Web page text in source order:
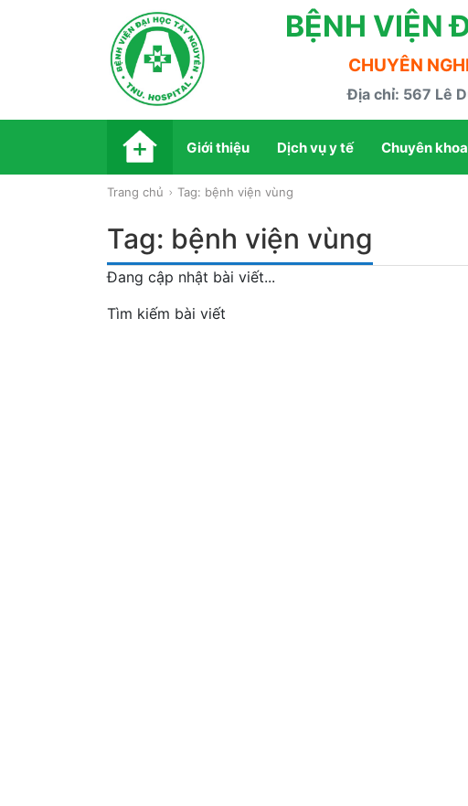
BỆNH VIỆN
CHUYÊN
Địa chỉ: 567 Lê
Giới thiệu Dịch vụ y tế Chuyên
Trang chủ Tag: bệnh viện vùng
Tag: bệnh viện vùng
Đang cập nhật bài viết...
Tìm kiếm bài viết